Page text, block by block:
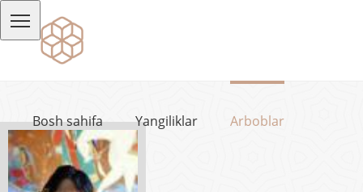
Bosh sahifa Yangiliklar Arboblar